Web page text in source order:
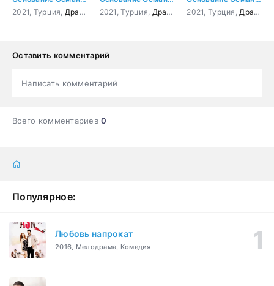
2021, Турция, Драма Боевик ,Приключения История,Военный
2021, Турция, Драма Боевик ,Приключения
2021, Турция, Драма
Оставить комментарий
Написать комментарий
Всего комментариев0
Популярное:
Любовь напрокат
2016, Мелодрама, Комедия